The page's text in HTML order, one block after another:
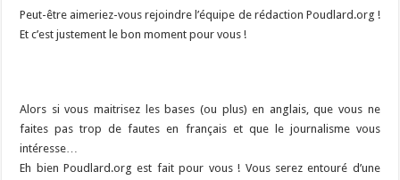
Peut-être aimeriez-vous rejoindre l’équipe de rédaction Poudlard.org !
Et c’est justement le bon moment pour vous !
Alors si vous maitrisez les bases (ou plus) en anglais, que vous ne
faites pas trop de fautes en français et que le journalisme vous
intéresse…
Eh bien Poudlard.org est fait pour vous ! Vous serez entouré d’une